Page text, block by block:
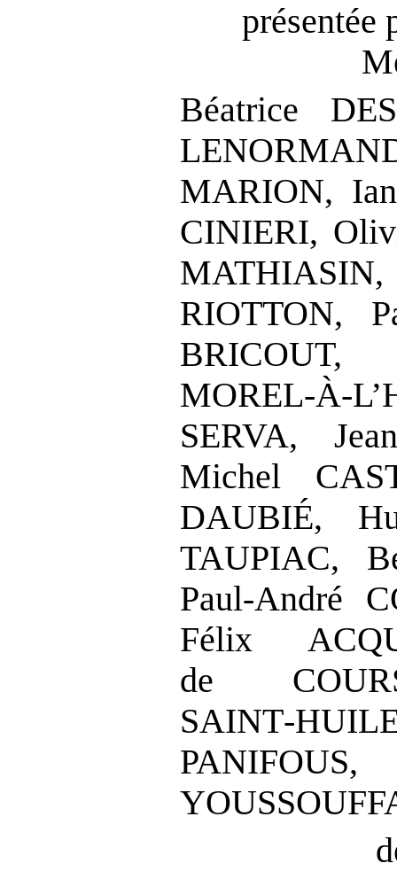
présentée
Béatrice
MARION,
CINIERI,
RIOTTON,
MOREL‑À‑
SERVA, Jean
Michel
DAUBIÉ,
TAUPIAC,
Paul-André
Félix
de
SAINT‑